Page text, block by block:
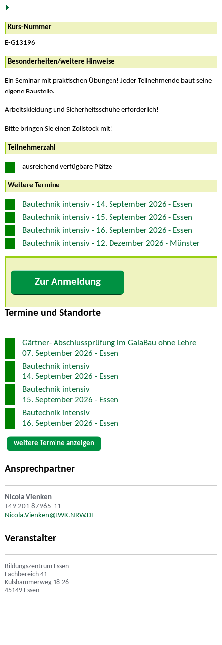
Kurs-Nummer
E-G13196
Besonderheiten/weitere Hinweise
Ein Seminar mit praktischen Übungen! Jeder Teilnehmende baut seine
eigene Baustelle.
Arbeitskleidung und Sicherheitsschuhe erforderlich!
Bitte bringen Sie einen Zollstock mit!
Teilnehmerzahl
ausreichend verfügbare Plätze
Weitere Termine
Bautechnik intensiv - 14. September 2026 - Essen
Bautechnik intensiv - 15. September 2026 - Essen
Bautechnik intensiv - 16. September 2026 - Essen
Bautechnik intensiv - 12. Dezember 2026 - Münster
Zur Anmeldung
Termine und Standorte
Gärtner- Abschlussprüfung im GalaBau ohne Lehre
07. September 2026 - Essen
Bautechnik intensiv
14. September 2026 - Essen
Bautechnik intensiv
15. September 2026 - Essen
Bautechnik intensiv
16. September 2026 - Essen
weitere Termine anzeigen
Ansprechpartner
Nicola Vienken
+49 201 87965-11
Nicola.Vienken@LWK.NRW.DE
Veranstalter
Bildungszentrum Essen
Fachbereich 41
Külshammerweg 18-26
45149 Essen